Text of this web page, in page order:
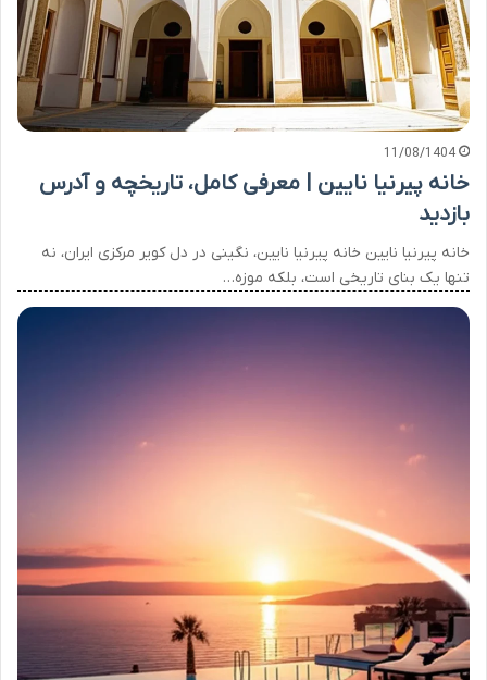
11/08/1404
خانه پیرنیا نایین | معرفی کامل، تاریخچه و آدرس
بازدید
خانه پیرنیا نایین خانه پیرنیا نایین، نگینی در دل کویر مرکزی ایران، نه
تنها یک بنای تاریخی است، بلکه موزه…